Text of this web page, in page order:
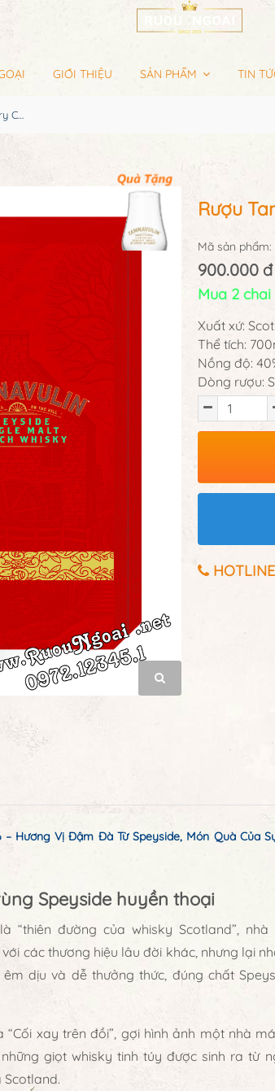
GIỚI THIỆU SẢN PHẨM TIN
Rượu Tamnavulin Sherry Cask Edition Hộp Quà 2026
Rượu
Mã sản phẩm:
900.000 đ
Mua 2 chai
Xuất xứ:
Thể tích:
Nồng độ:
Dòng rượu:
Hương Vị Đậm Đà Từ Speyside, Món Quà Của
Speyside huyền thoại
“thiên đường của whisky Scotland”, nhà
các thương hiệu lâu đời khác, nhưng lại
dịu và dễ thưởng thức, đúng chất
“Cối xay trên đồi”, gợi hình ảnh một nhà
giọt whisky tinh túy được sinh ra từ
Scotland.